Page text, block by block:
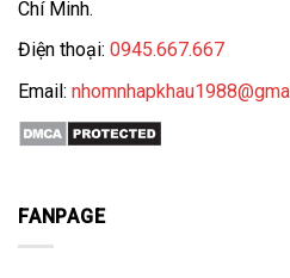
Chí Minh.
Điện thoại: 0945.667.667
Email:
FANPAGE